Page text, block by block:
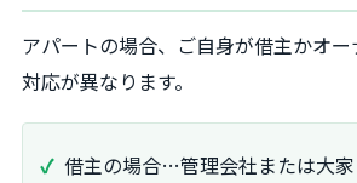
アパートの場合、ご自身が借主かオ
対応が異なります。
借主の場合…管理会社または大